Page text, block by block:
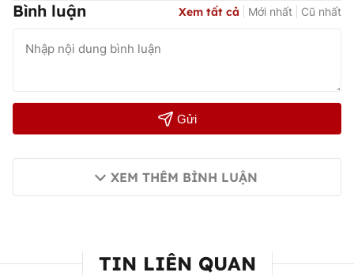
Bình luận Xem tất cả Mới nhất Cũ nhất
Gửi
XEM THÊM BÌNH LUẬN
TIN LIÊN QUAN